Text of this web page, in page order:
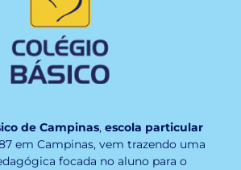
de Campinas, escola particular
em Campinas, vem trazendo uma
focada no aluno para o